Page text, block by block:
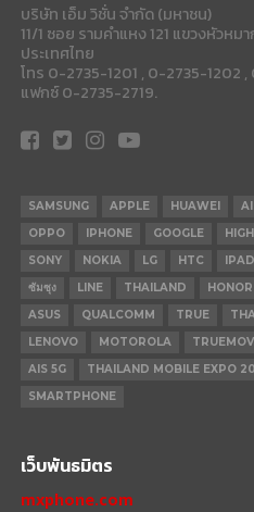
บริษัท เอ็ม วิชั่น จำกัด (มหาชน)
11/1 ซอย รามคำแหง 121 แขวงหัวห
ประเทศไทย
โทร 0-2735-1201 , 0-2735-1202
แฟกซ์ 0-2735-2719.
SAMSUNG APPLE HUAWEI
OPPO
IPHONE GOOGLE
SONY
NOKIA LG HTC IPAD
ซัมซุง
LINE THAILAND HONOR
ASUS
QUALCOMM TRUE
LENOVO
MOTOROLA
AIS 5G
THAILAND MOBILE EXPO
SMARTPHONE
เว็บพันธมิตร
mxphone.com